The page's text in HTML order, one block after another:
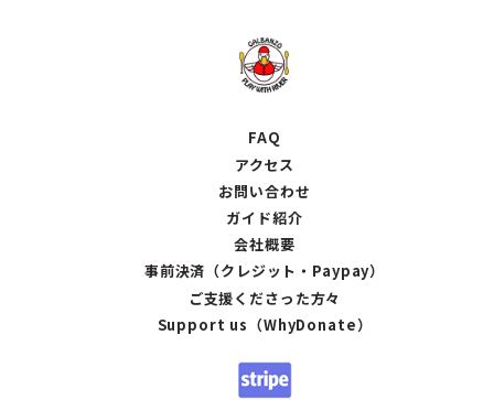
FAQ
アクセス
お問い合わせ
ガイド紹介
会社概要
事前決済（クレジット・Paypay）
ご支援くださった方々
Support us（WhyDonate）